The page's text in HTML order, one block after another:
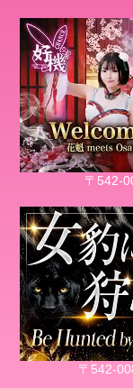
〒542-
〒542-